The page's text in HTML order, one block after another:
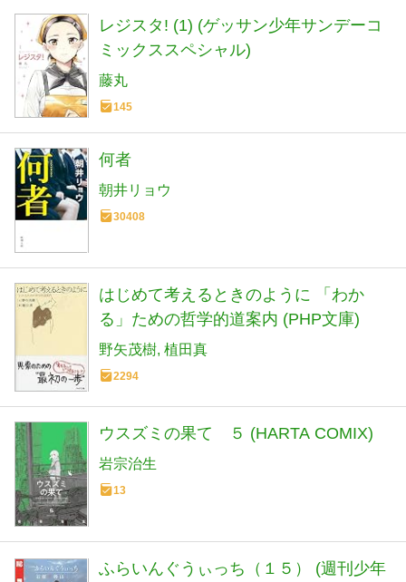
レジスタ! (1) (ゲッサン少年サンデーコ
ミックススペシャル)
藤丸
145
何者
朝井リョウ
30408
はじめて考えるときのように 「わか
る」ための哲学的道案内 (PHP文庫)
野矢茂樹 植田真
2294
ウスズミの果て ５ (HARTA COMIX)
岩宗治生
13
ふらいんぐうぃっち（１５） (週刊少年